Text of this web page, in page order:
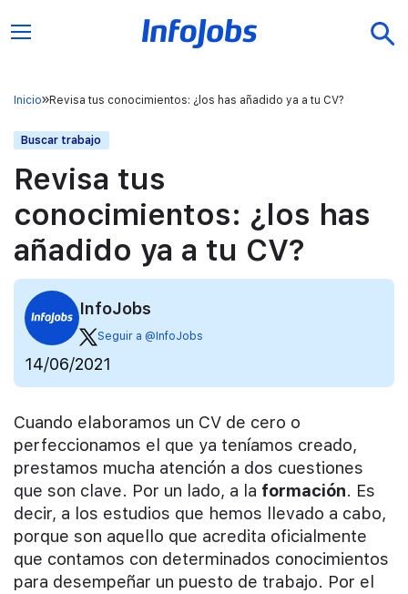
Inicio Revisa tus conocimientos: ¿los has añadido ya a tu CV?
Buscar trabajo
Revisa tus
conocimientos: ¿los has
añadido ya a tu CV?
InfoJobs
Seguir a @InfoJobs
14/06/2021
Cuando elaboramos un CV de cero o
perfeccionamos el que ya teníamos creado,
prestamos mucha atención a dos cuestiones
que son clave. Por un lado, a la formación. Es
decir, a los estudios que hemos llevado a cabo,
porque son aquello que acredita oficialmente
que contamos con determinados conocimientos
para desempeñar un puesto de trabajo. Por el